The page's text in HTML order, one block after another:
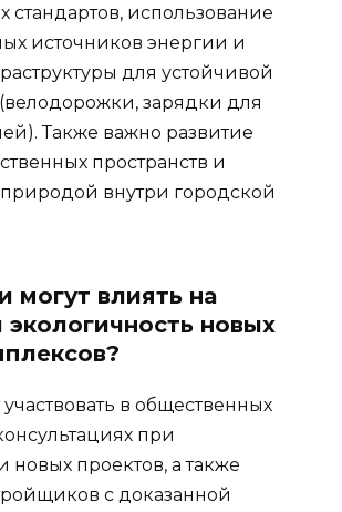
стандартов, использование
источников энергии и
для устойчивой
зарядки для
Также важно развитие
пространств и
внутри городской
могут влиять на
экологичность новых
в общественных
при
новых проектов, а также
с доказанной